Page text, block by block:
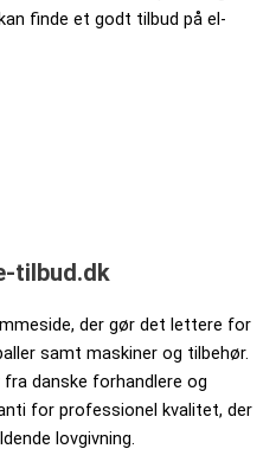
finde et godt tilbud på el-
tilbud.dk
der gør det lettere for
samt maskiner og tilbehør.
danske forhandlere og
for professionel kvalitet, der
lovgivning.